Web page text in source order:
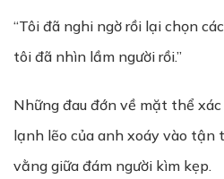
“Tôi đã nghi ngờ rồi lại chọn
tôi đã nhìn lầm người rồi.”
Những đau đớn về mặt thể
lạnh lẽo của anh xoáy vào tận
vằng giữa đám người kìm kẹp.